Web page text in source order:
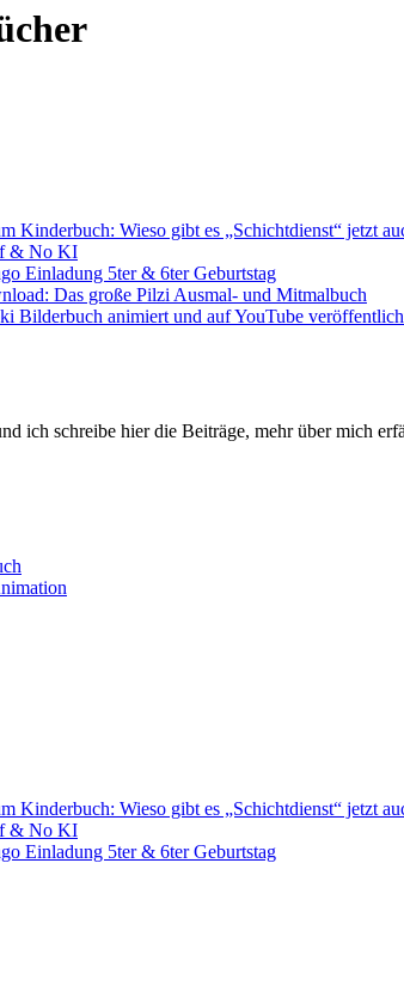
Kinderbuch: Wieso gibt es „Schichtdienst“ jetzt
& No KI
Einladung 5ter & 6ter Geburtstag
Das große Pilzi Ausmal- und Mitmalbuch
Bilderbuch animiert und auf YouTube
ich schreibe hier die Beiträge, mehr über mich
Kinderbuch: Wieso gibt es „Schichtdienst“ jetzt
& No KI
Einladung 5ter & 6ter Geburtstag